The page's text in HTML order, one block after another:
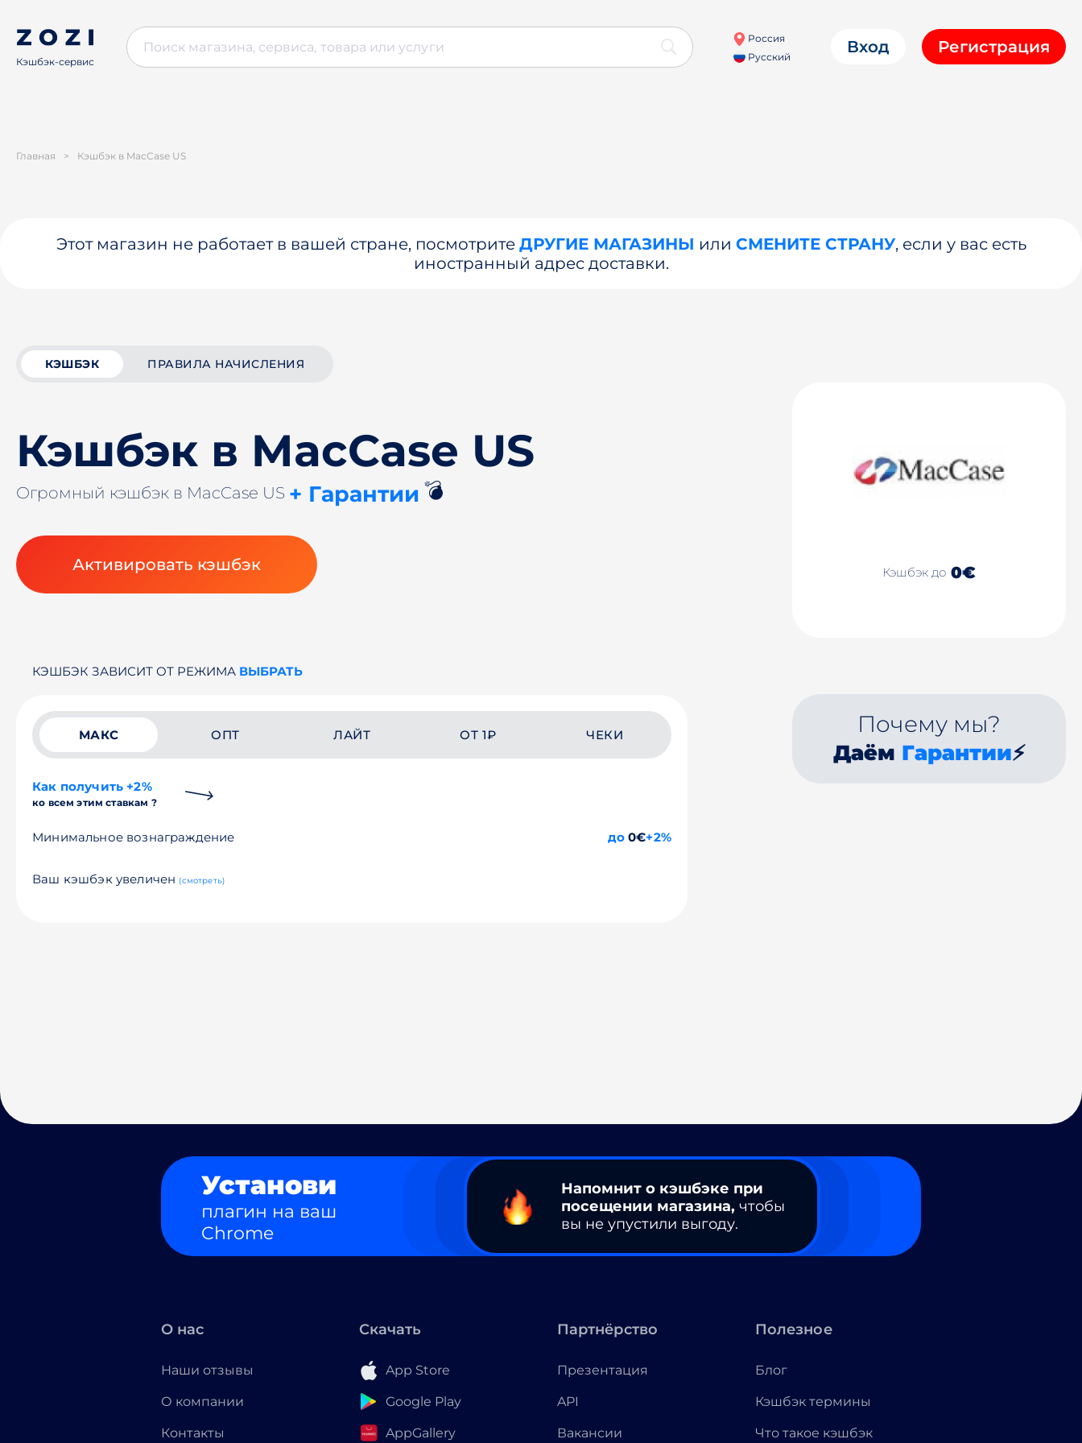
Кэшбэк-сервис
Россия
Русский
Вход Регистрация
Главная > Кэшбэк в MacCase US
Этот магазин не работает в вашей стране, посмотрите ДРУГИЕ МАГАЗИНЫ или СМЕНИТЕ СТРАНУ, если у вас есть
иностранный адрес доставки.
КЭШБЭК ПРАВИЛА НАЧИСЛЕНИЯ
Кэшбэк в MacCase US
Огромный кэшбэк в MacCase US + Гарантии 💣
Активировать кэшбэк Кэшбэк до 0€
КЭШБЭК ЗАВИСИТ ОТ РЕЖИМА ВЫБРАТЬ
МАКС ОПТ ЛАЙТ ОТ 1₽ ЧЕКИ
Как получить +2%
ко всем этим ставкам ?
Минимальное вознаграждение до0€+2%
Ваш кэшбэк увеличен (смотреть)
Почему мы?
Даём Гарантии⚡
Установи
плагин на ваш
Chrome
Напомнит о кэшбэке при
посещении магазина, чтобы
вы не упустили выгоду.
О нас
Наши отзывы
О компании
Контакты
Скачать
App Store
Google Play
AppGallery
Партнёрство
Презентация
API
Вакансии
Полезное
Блог
Кэшбэк термины
Что такое кэшбэк